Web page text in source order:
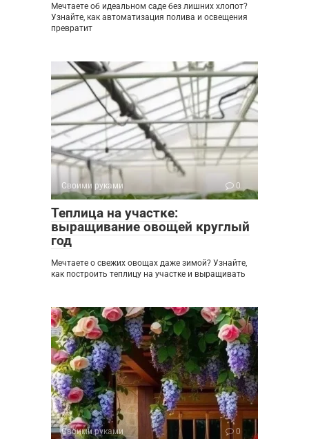
Мечтаете об идеальном саде без лишних хлопот?
Узнайте, как автоматизация полива и освещения
превратит
Своими руками 0
Теплица на участке:
выращивание овощей круглый
год
Мечтаете о свежих овощах даже зимой? Узнайте,
как построить теплицу на участке и выращивать
Своими руками 0